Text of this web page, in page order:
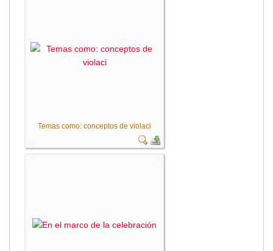
Temas como: conceptos de violaci